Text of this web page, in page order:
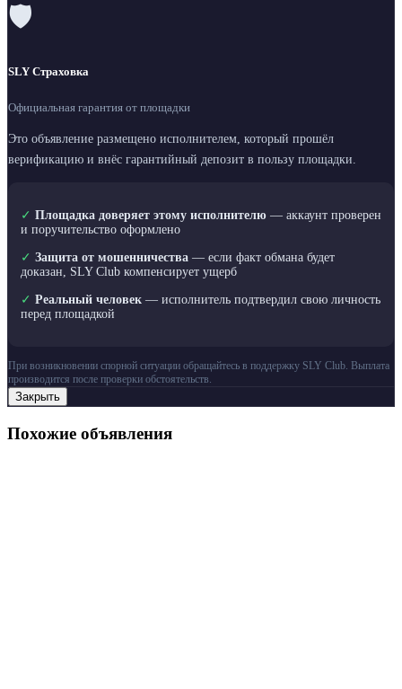
🛡
SLY Страховка
Официальная гарантия от площадки
Это объявление размещено исполнителем, который прошёл
верификацию и внёс гарантийный депозит в пользу площадки.
✓ Площадка доверяет этому исполнителю — аккаунт проверен
и поручительство оформлено
✓ Защита от мошенничества — если факт обмана будет
доказан, SLY Club компенсирует ущерб
✓ Реальный человек — исполнитель подтвердил свою личность
перед площадкой
При возникновении спорной ситуации обращайтесь в поддержку SLY Club. Выплата
производится после проверки обстоятельств.
Закрыть
Похожие объявления